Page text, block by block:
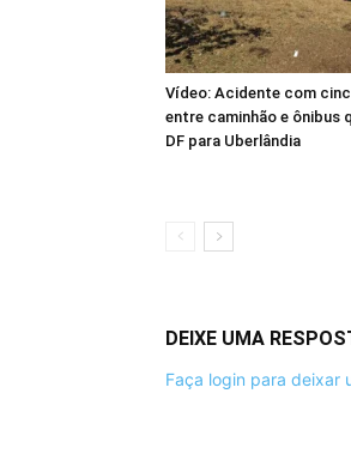
Vídeo: Acidente com
entre caminhão e ônibus
DF para Uberlândia
DEIXE UMA
Faça login para deixar